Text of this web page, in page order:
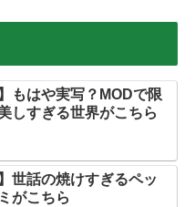
もはや実写？MODで限
しすぎる世界がこちら
世話の焼けすぎるペッ
がこちら